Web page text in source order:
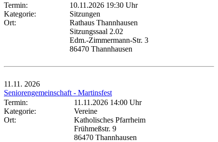
Termin:
10.11.2026 19:30 Uhr
Kategorie:
Sitzungen
Ort:
Rathaus Thannhausen
Sitzungssaal 2.02
Edm.-Zimmermann-Str. 3
86470 Thannhausen
11.11. 2026
Seniorengemeinschaft - Martinsfest
Termin:
11.11.2026 14:00 Uhr
Kategorie:
Vereine
Ort:
Katholisches Pfarrheim
Frühmeßstr. 9
86470 Thannhausen